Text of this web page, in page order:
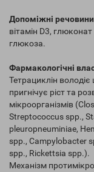
Допоміжні
вітамін D3,
глюкоза.
Фармакологічні
Тетрациклін
пригнічує ріст та
мікроорганізмів
Streptococcus spp.,
pleuropneuminiae,
spp., Campylobacter
spp., Rickettsia spp.).
Механізм